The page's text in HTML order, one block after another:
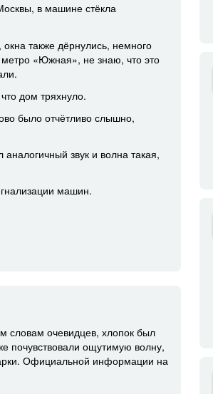
в машине стёкла
также дёрнулись, немного
«Южная», не знаю, что это
дом тряхнуло.
было отчётливо слышно,
звук и волна такая,
машин.
словам очевидцев, хлопок был
почувствовали ощутимую волну,
Официальной информации на